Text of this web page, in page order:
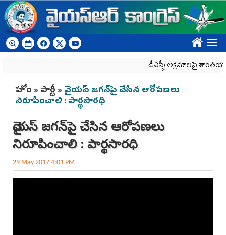
Skip to main content
????
డీఎస్సీ అక్రమాలపై శాంతియుత
You are here
హోం »పార్టీ » వైయస్‌ జగన్‌పై చేసిన ఆరోపణలు
నిరూపించాలి : పార్థసారధి
వైయస్‌ జగన్‌పై చేసిన ఆరోపణలు
నిరూపించాలి : పార్థసారధి
29 May 2017 4:01 PM